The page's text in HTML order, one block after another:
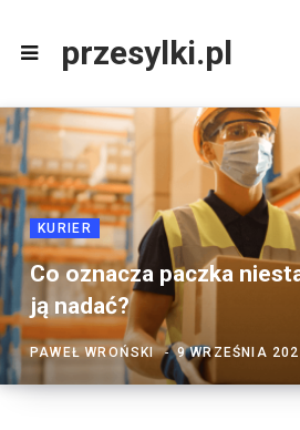
przesylki.pl
KURIER
Co oznacza paczka
ją nadać?
PAWEŁ WROŃSKI 9 WRZEŚNIA